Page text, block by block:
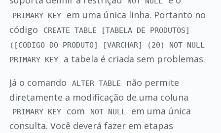
PRIMARY KEY
em uma única linha. Portanto no
código
CREATE TABLE [TABELA DE PRODUTOS]
([CODIGO DO PRODUTO] [VARCHAR] (20) NOT NULL
PRIMARY KEY
a tabela é criada sem problemas.
Já o comando
ALTER TABLE
não permite
diretamente a modificação de uma coluna
PRIMARY KEY com NOT NULL
em uma única
consulta. Você deverá fazer em etapas